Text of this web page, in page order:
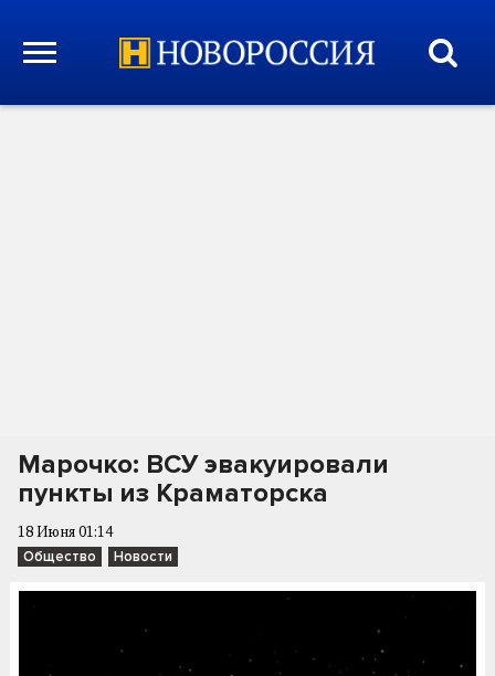
Марочко: ВСУ эвакуировали
пункты из Краматорска
18 Июня 01:14
Общество Новости